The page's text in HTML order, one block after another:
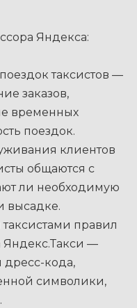
Яндекса:
таксистов —
заказов,
временных
поездок.
клиентов
общаются с
ли необходимую
высадке.
правил
Яндекс.Такси —
кода,
символики,